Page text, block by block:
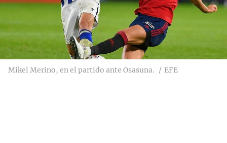
Mikel Merino, en el partido ante Osasuna. EFE